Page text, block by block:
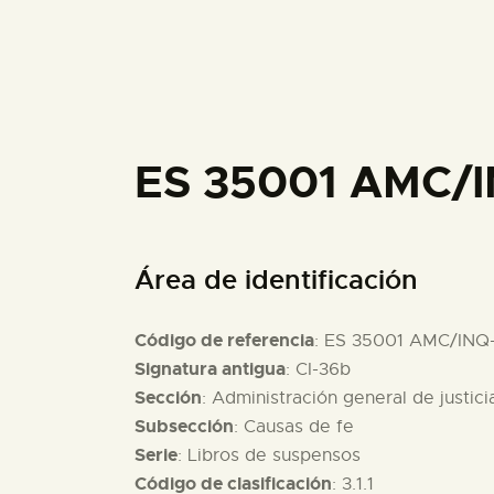
ES 35001
Área de identificación
Código de referencia: ES 35001 AMC/
Signatura antigua: CI-36b
Sección: Administración general de
Subsección: Causas de fe
Serie: Libros de suspensos
Código de clasificación: 3.1.1